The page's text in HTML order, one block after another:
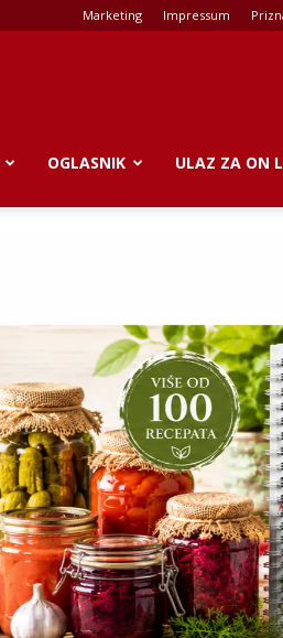
Marketing Impressum
OGLASNIK ULAZ ZA ON